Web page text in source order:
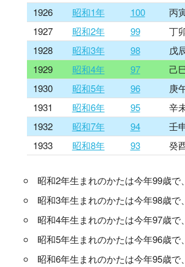
1926
昭和1年 100 丙
1927
昭和2年 99 丁
1928
昭和3年 98 戊
1929
昭和4年 97 己
1930
昭和5年 96 庚
1931
昭和6年 95 辛
1932
昭和7年 94 壬
1933
昭和8年 93 癸
昭和2年生まれのかたは今年99歳で
昭和3年生まれのかたは今年98歳で
昭和4年生まれのかたは今年97歳で
昭和5年生まれのかたは今年96歳で
昭和6年生まれのかたは今年95歳で